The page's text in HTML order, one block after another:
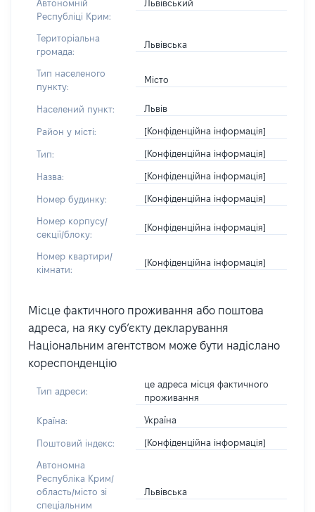
Автономній
Республіці Крим:
Львівський
Територіальна
громада:
Львівська
Тип населеного
пункту:
Місто
Населений пункт: Львів
Район у місті: [Конфіденційна інформація]
Тип: [Конфіденційна інформація]
Назва: [Конфіденційна інформація]
Номер будинку: [Конфіденційна інформація]
Номер корпусу/
секції/блоку:
[Конфіденційна інформація]
Номер квартири/
кімнати:
[Конфіденційна інформація]
Місце фактичного проживання або поштова
адреса, на яку суб’єкту декларування
Національним агентством може бути надіслано
кореспонденцію
Тип адреси:
це адреса місця фактичного
проживання
Країна: Україна
Поштовий індекс: [Конфіденційна інформація]
Автономна
Республіка Крим/
область/місто зі
спеціальним
Львівська